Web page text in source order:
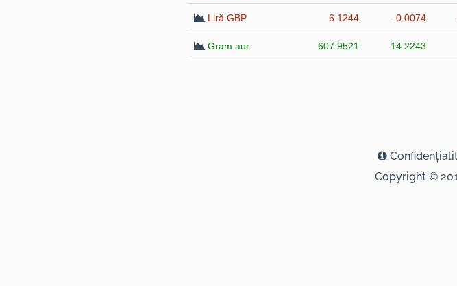
Liră GBP 6.1244 -0.0074
Gram aur 607.9521 14.2243
Copyright ©